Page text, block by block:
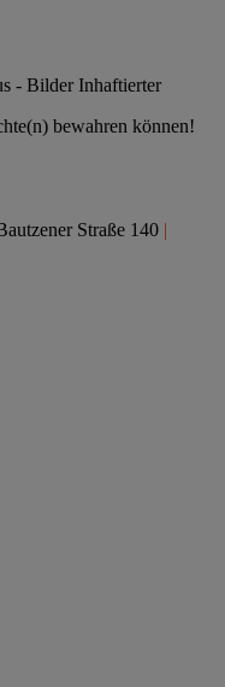
bewahren können!
Straße 140 |